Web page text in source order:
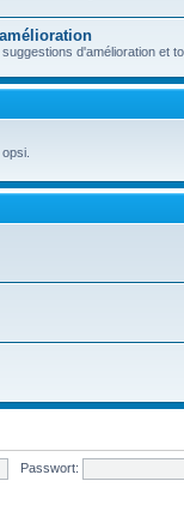
d'amélioration et
Passwort: